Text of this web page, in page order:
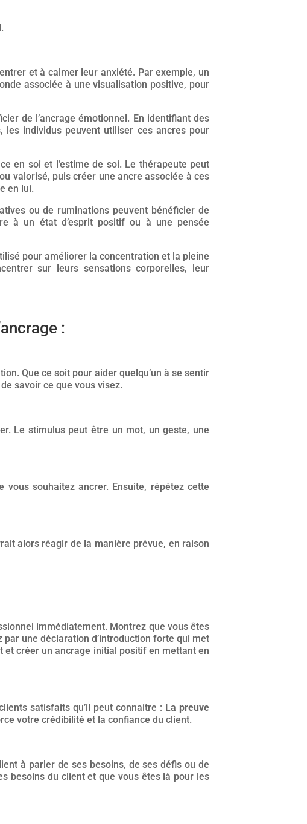
et à calmer leur anxiété. Par exemple, un
associée à une visualisation positive, pour
de l’ancrage émotionnel. En identifiant des
individus peuvent utiliser ces ancres pour
en soi et l’estime de soi. Le thérapeute peut
valorisé, puis créer une ancre associée à ces
en lui.
ou de ruminations peuvent bénéficier de
à un état d’esprit positif ou à une pensée
pour améliorer la concentration et la pleine
sur leurs sensations corporelles, leur
:
Que ce soit pour aider quelqu’un à se sentir
savoir ce que vous visez.
Le stimulus peut être un mot, un geste, une
souhaitez ancrer. Ensuite, répétez cette
alors réagir de la manière prévue, en raison
immédiatement. Montrez que vous êtes
par une déclaration d’introduction forte qui met
et créer un ancrage initial positif en mettant en
satisfaits qu’il peut connaitre : La preuve
votre crédibilité et la confiance du client.
à parler de ses besoins, de ses défis ou de
besoins du client et que vous êtes là pour les